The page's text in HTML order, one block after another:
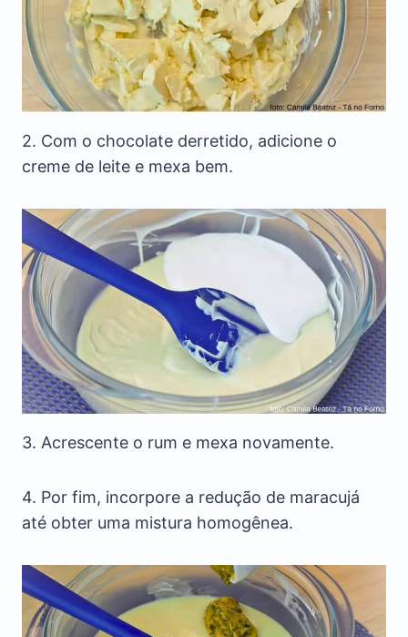
2. Com o chocolate derretido, adicione o
creme de leite e mexa bem.
3. Acrescente o rum e mexa novamente.
4. Por fim, incorpore a redução de maracujá
até obter uma mistura homogênea.